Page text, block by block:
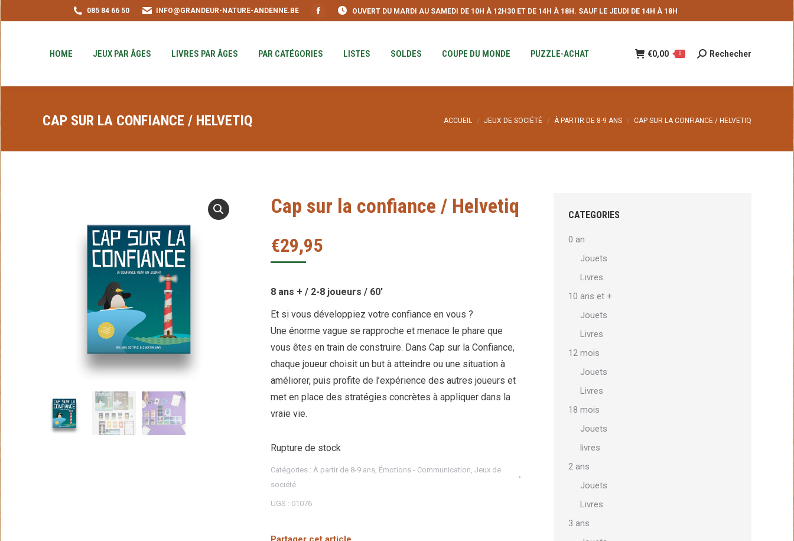
085 84 66 50 INFO@GRANDEUR-NATURE-ANDENNE.BE
Facebook
opens
OUVERT DU MARDI AU SAMEDI DE 10H À 12H30 ET DE 14H À 18H. SAUF LE JEUDI DE 14H À 18H
HOME JEUX PAR ÂGES LIVRES PAR ÂGES PAR CATÉGORIES LISTES SOLDES COUPE DU MONDE PUZZLE-ACHAT €0,00 0
Recherche
Rechecher
CAP SUR LA CONFIANCE / HELVETIQ Vous êtes ici :
ACCUEIL JEUX DE SOCIÉTÉ À PARTIR DE 8-9 ANS CAP SUR LA CONFIANCE / HELVETIQ
Cap sur la confiance / Helvetiq
€29,95
8 ans + / 2-8 joueurs / 60′
Et si vous développiez votre confiance en vous ?
Une énorme vague se rapproche et menace le phare que
vous êtes en train de construire. Dans Cap sur la Confiance,
chaque joueur choisit un but à atteindre ou une situation à
améliorer, puis profite de l’expérience des autres joueurs et
met en place des stratégies concrètes à appliquer dans la
vraie vie.
Rupture de stock
Catégories : À partir de 8-9 ans, Émotions - Communication, Jeux de
société
UGS : 01076
CATEGORIES
0 an
Jouets
Livres
10 ans et +
Jouets
Livres
12 mois
Jouets
Livres
18 mois
Jouets
livres
2 ans
Jouets
Livres
3 ans
HOME JEUX PAR ÂGES LIVRES PAR ÂGES PAR CATÉGORIES LISTES SOLDES COUPE DU MONDE
PUZZLE-ACHAT
: